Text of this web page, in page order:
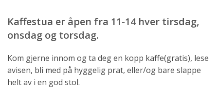
Kaffestua er åpen fra 11-14 hver tirsdag,
onsdag og torsdag.
Kom gjerne innom og ta deg en kopp kaffe(gratis), lese
avisen, bli med på hyggelig prat, eller/og bare slappe
helt av i en god stol.